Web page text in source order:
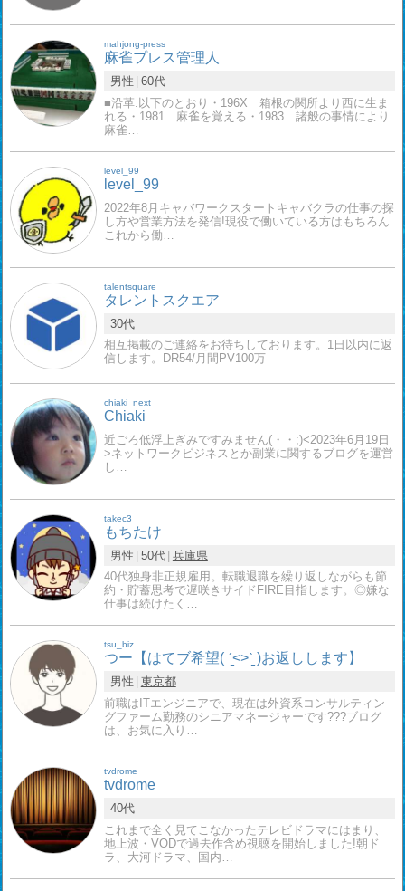
mahjong-press
麻雀プレス管理人
男性 60代
■沿革:以下のとおり・196X 箱根の関所より西に生ま
れる・1981 麻雀を覚える・1983 諸般の事情により
麻雀…
level_99
level_99
2022年8月キャバワークスタートキャバクラの仕事の探
し方や営業方法を発信!現役で働いている方はもちろん
これから働…
talentsquare
タレントスクエア
30代
相互掲載のご連絡をお待ちしております。1日以内に返
信します。DR54/月間PV100万
chiaki_next
Chiaki
近ごろ低浮上ぎみですみません(・・;)<2023年6月19日
>ネットワークビジネスとか副業に関するブログを運営
し…
takec3
もちたけ
男性 50代 兵庫県
40代独身非正規雇用。転職退職を繰り返しながらも節
約・貯蓄思考で遅咲きサイドFIRE目指します。◎嫌な
仕事は続けたく…
tsu_biz
つー【はてブ希望( ˊ̱˂˃ˋ̱ )お返しします】
男性 東京都
前職はITエンジニアで、現在は外資系コンサルティン
グファーム勤務のシニアマネージャーです??‍?ブログ
は、お気に入り…
tvdrome
tvdrome
40代
これまで全く見てこなかったテレビドラマにはまり、
地上波・VODで過去作含め視聴を開始しました!朝ド
ラ、大河ドラマ、国内…